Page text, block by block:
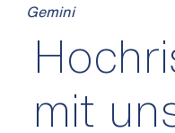
Gemini
mit